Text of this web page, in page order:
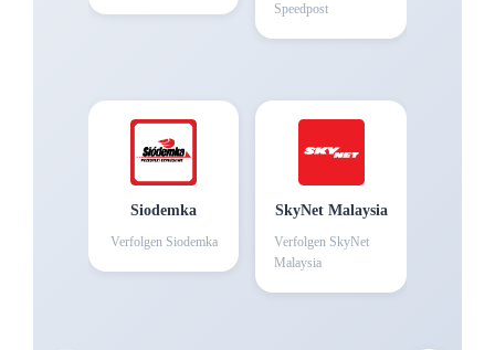
Speedpost
Siodemka
Verfolgen Siodemka
SkyNet Malaysia
Verfolgen SkyNet
Malaysia